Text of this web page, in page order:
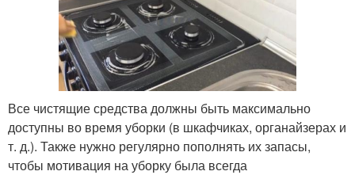
Все чистящие средства должны быть максимально
доступны во время уборки (в шкафчиках, органайзерах и
т. д.). Также нужно регулярно пополнять их запасы,
чтобы мотивация на уборку была всегда